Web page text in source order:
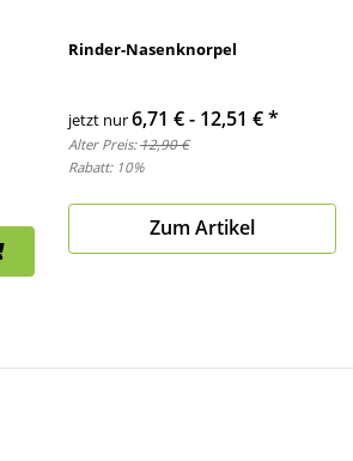
Rinder-Nasenknorpel
jetzt nur6,71 € - 12,51 €*
Alter Preis:12,90 €
Rabatt: 10%
Zum Artikel